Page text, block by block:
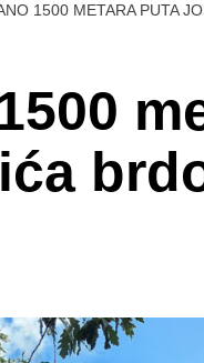
1500 METARA PUTA